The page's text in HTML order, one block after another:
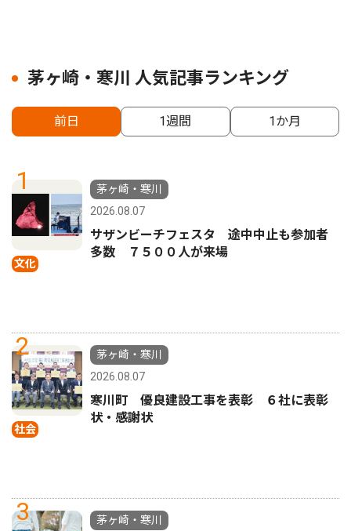
茅ヶ崎・寒川 人気記事ランキング
前日 1週間 1か月
1
文化
茅ヶ崎・寒川
2026.08.07
サザンビーチフェスタ 途中中止も参加者
多数 ７５００人が来場
2
社会
茅ヶ崎・寒川
2026.08.07
寒川町 優良建設工事を表彰 ６社に表彰
状・感謝状
3
茅ヶ崎・寒川